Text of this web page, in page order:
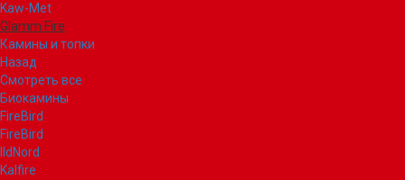
Kaw-Met
Glamm Fire
Камины и топки
Назад
Смотреть все
Биокамины
FireBird
FireBird
IldNord
Kalfire